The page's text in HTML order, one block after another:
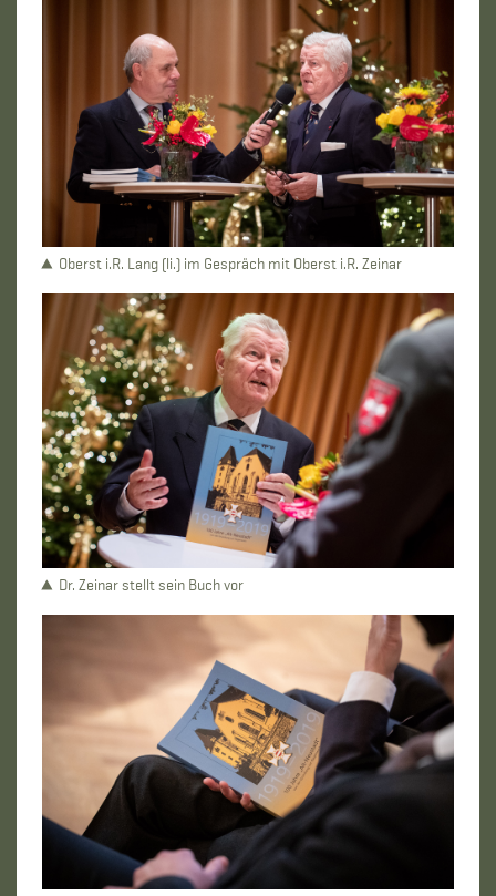
Oberst i.R. Lang (li.) im Gespräch mit Oberst i.R. Zeinar
Dr. Zeinar stellt sein Buch vor